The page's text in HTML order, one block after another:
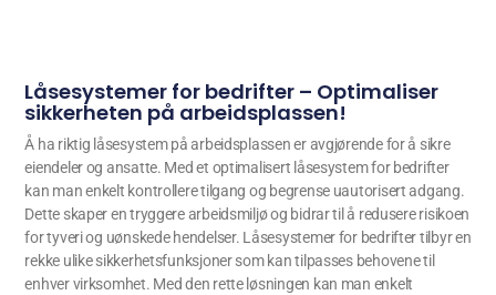
Låsesystemer for bedrifter – Optimaliser
sikkerheten på arbeidsplassen!
Å ha riktig låsesystem på arbeidsplassen er avgjørende for å sikre
eiendeler og ansatte. Med et optimalisert låsesystem for bedrifter
kan man enkelt kontrollere tilgang og begrense uautorisert adgang.
Dette skaper en tryggere arbeidsmiljø og bidrar til å redusere risikoen
for tyveri og uønskede hendelser. Låsesystemer for bedrifter tilbyr en
rekke ulike sikkerhetsfunksjoner som kan tilpasses behovene til
enhver virksomhet. Med den rette løsningen kan man enkelt